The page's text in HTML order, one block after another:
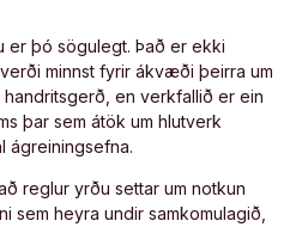
er þó sögulegt. Það er ekki
minnst fyrir ákvæði þeirra um
en verkfallið er ein
þar sem átök um hlutverk
ágreiningsefna.
reglur yrðu settar um notkun
sem heyra undir samkomulagið,